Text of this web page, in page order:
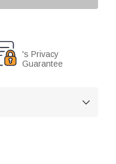
's Privacy
Guarantee
